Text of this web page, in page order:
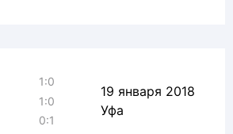
1:0
1:0
0:1
19 января 2018
Уфа